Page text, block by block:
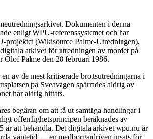
Dokumenten i denna
enligt WPU-referenssystemet och har
projektet (Wikisource Palme-Utredningen),
arkivet för utredningen av mordet på
Olof Palme den 28 februari 1986.
av de mest kritiserade brottsutredningarna i
på Sveavägen spärrades aldrig av
har aldrig hittats.
begäran om att få ut samtliga handlingar i
offentlighetsprincipen beräknades av
år att behandla. Det digitala arkivet wpu.nu är
väntetid — en medborgardriven insats för